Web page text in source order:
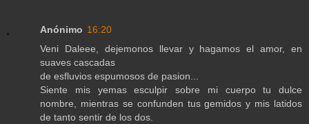
Anónimo 16:20
Veni Daleee, dejemonos llevar y hagamos el amor, en
suaves cascadas
de esfluvios espumosos de pasion...
Siente mis yemas esculpir sobre mi cuerpo tu dulce
nombre, mientras se confunden tus gemidos y mis latidos
de tanto sentir de los dos.